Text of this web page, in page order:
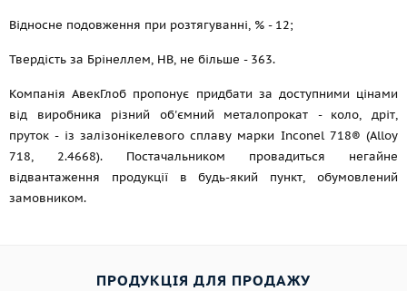
Відносне подовження при розтягуванні, % - 12;
Твердість за Брінеллем, НВ, не більше - 363.
Компанія АвекГлоб пропонує придбати за доступними цінами
від виробника різний об'ємний металопрокат - коло, дріт,
пруток - із залізонікелевого сплаву марки Inconel 718® (Alloy
718, 2.4668). Постачальником провадиться негайне
відвантаження продукції в будь-який пункт, обумовлений
замовником.
ПРОДУКЦІЯ ДЛЯ ПРОДАЖУ